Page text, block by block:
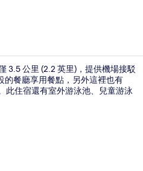
3.5 公里 (2.2 英里)，提供機場接駁
的餐廳享用餐點，另外這裡也有
此住宿還有室外游泳池、兒童游泳